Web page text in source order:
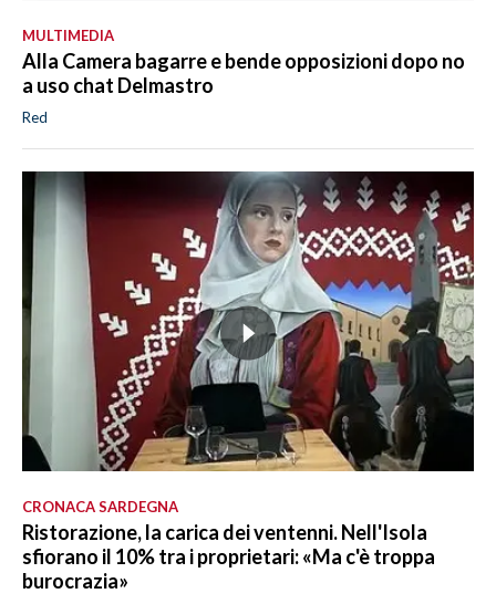
MULTIMEDIA
Alla Camera bagarre e bende opposizioni dopo no
a uso chat Delmastro
Red
CRONACA SARDEGNA
Ristorazione, la carica dei ventenni. Nell'Isola
sfiorano il 10% tra i proprietari: «Ma c'è troppa
burocrazia»